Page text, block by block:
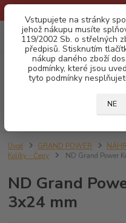
Vstupujete na stránky
jehož nákupu musíte
119/2002 Sb. o střelných
předpisů. Stisknutím
nákup daného zboží
podmínky, které jsou
tyto podmínky
NE
Úvod GRAND POWER
Kolíky - Čepy
ND Grand Power
ND Grand
3x24 mm